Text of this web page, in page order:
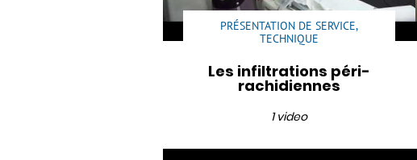
PRÉSENTATION DE SERVICE,
TECHNIQUE
Les infiltrations péri-
rachidiennes
1 video